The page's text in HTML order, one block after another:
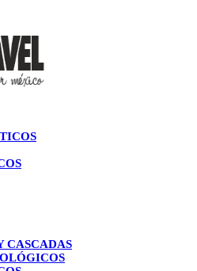
CASCADAS